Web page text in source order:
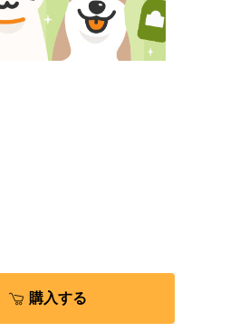
購入する